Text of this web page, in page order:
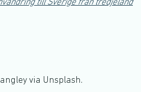
till Sverige från tredjeland
via Unsplash.